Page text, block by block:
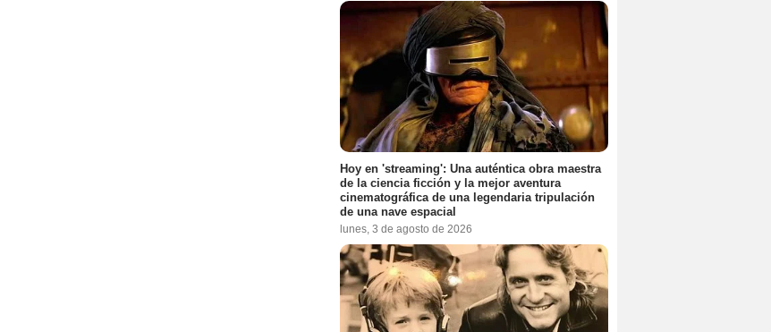
Hoy en 'streaming': Una auténtica obra maestra
de la ciencia ficción y la mejor aventura
cinematográfica de una legendaria tripulación
de una nave espacial
lunes, 3 de agosto de 2026